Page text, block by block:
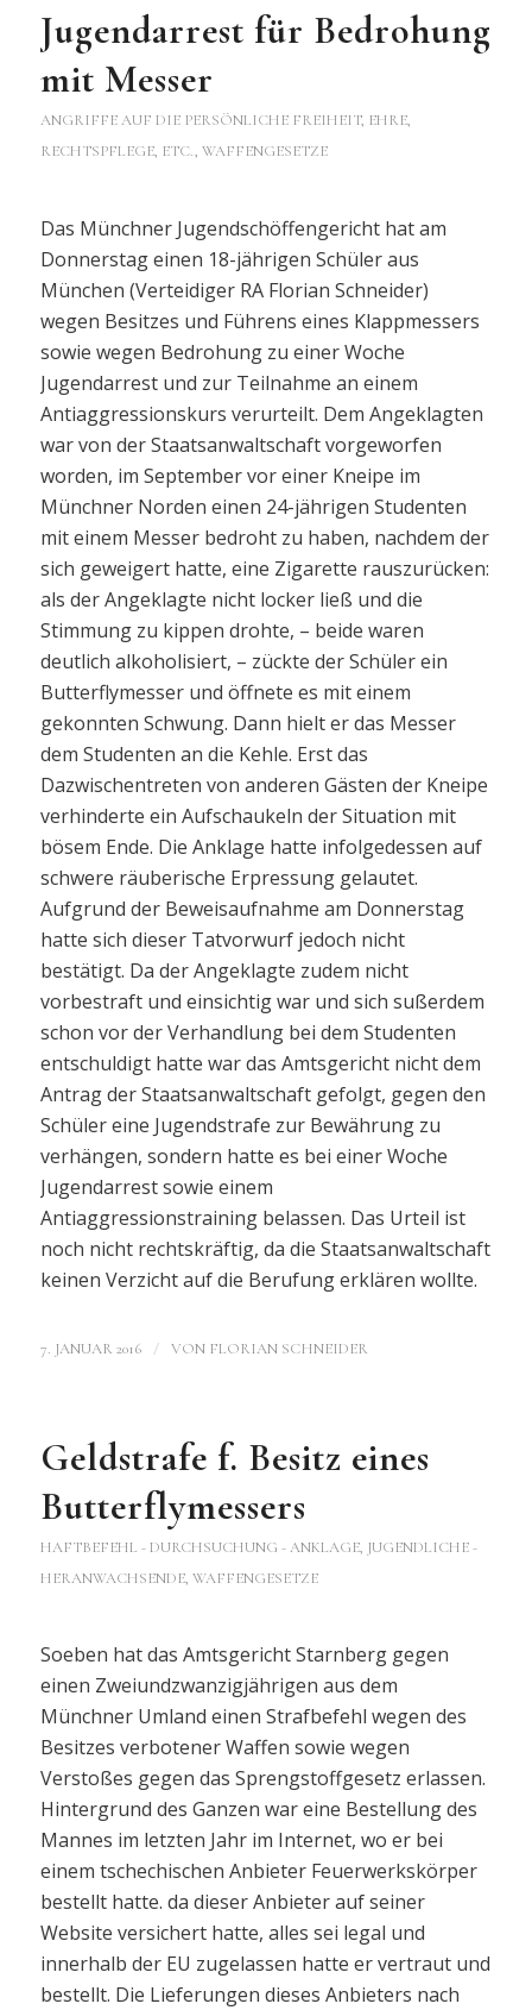
Jugendarrest für Bedrohung
mit Messer
ANGRIFFE AUF DIE PERSÖNLICHE FREIHEIT, EHRE,
RECHTSPFLEGE, ETC., WAFFENGESETZE
Das Münchner Jugendschöffengericht hat am
Donnerstag einen 18-jährigen Schüler aus
München (Verteidiger RA Florian Schneider)
wegen Besitzes und Führens eines Klappmessers
sowie wegen Bedrohung zu einer Woche
Jugendarrest und zur Teilnahme an einem
Antiaggressionskurs verurteilt. Dem Angeklagten
war von der Staatsanwaltschaft vorgeworfen
worden, im September vor einer Kneipe im
Münchner Norden einen 24-jährigen Studenten
mit einem Messer bedroht zu haben, nachdem der
sich geweigert hatte, eine Zigarette rauszurücken:
als der Angeklagte nicht locker ließ und die
Stimmung zu kippen drohte, – beide waren
deutlich alkoholisiert, – zückte der Schüler ein
Butterflymesser und öffnete es mit einem
gekonnten Schwung. Dann hielt er das Messer
dem Studenten an die Kehle. Erst das
Dazwischentreten von anderen Gästen der Kneipe
verhinderte ein Aufschaukeln der Situation mit
bösem Ende. Die Anklage hatte infolgedessen auf
schwere räuberische Erpressung gelautet.
Aufgrund der Beweisaufnahme am Donnerstag
hatte sich dieser Tatvorwurf jedoch nicht
bestätigt. Da der Angeklagte zudem nicht
vorbestraft und einsichtig war und sich sußerdem
schon vor der Verhandlung bei dem Studenten
entschuldigt hatte war das Amtsgericht nicht dem
Antrag der Staatsanwaltschaft gefolgt, gegen den
Schüler eine Jugendstrafe zur Bewährung zu
verhängen, sondern hatte es bei einer Woche
Jugendarrest sowie einem
Antiaggressionstraining belassen. Das Urteil ist
noch nicht rechtskräftig, da die Staatsanwaltschaft
keinen Verzicht auf die Berufung erklären wollte.
7. JANUAR 2016 / VON FLORIAN SCHNEIDER
Geldstrafe f. Besitz eines
Butterflymessers
HAFTBEFEHL - DURCHSUCHUNG - ANKLAGE, JUGENDLICHE -
HERANWACHSENDE, WAFFENGESETZE
Soeben hat das Amtsgericht Starnberg gegen
einen Zweiundzwanzigjährigen aus dem
Münchner Umland einen Strafbefehl wegen des
Besitzes verbotener Waffen sowie wegen
Verstoßes gegen das Sprengstoffgesetz erlassen.
Hintergrund des Ganzen war eine Bestellung des
Mannes im letzten Jahr im Internet, wo er bei
einem tschechischen Anbieter Feuerwerkskörper
bestellt hatte. da dieser Anbieter auf seiner
Website versichert hatte, alles sei legal und
innerhalb der EU zugelassen hatte er vertraut und
bestellt. Die Lieferungen dieses Anbieters nach